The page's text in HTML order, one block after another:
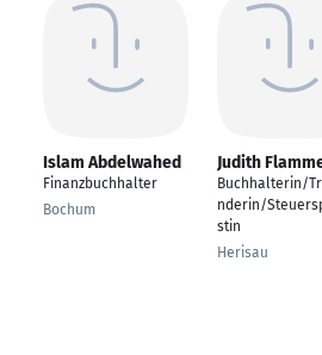
Islam Abdelwahed
Finanzbuchhalter
Bochum
Judith
Buchhalterin/
nderin/
stin
Herisau